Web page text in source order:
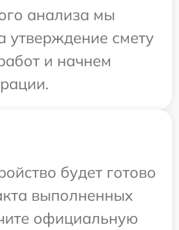
анализа мы
утверждение смету
и начнем
будет готово
выполненных
официальную